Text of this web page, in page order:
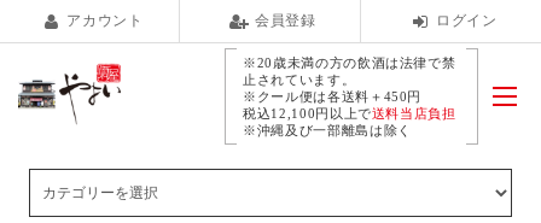
アカウント 会員登録 ログイン
※20歳未満の方の飲酒は法律で禁
止されています。
※クール便は各送料＋450円
税込12,100円以上で送料当店負担
※沖縄及び一部離島は除く